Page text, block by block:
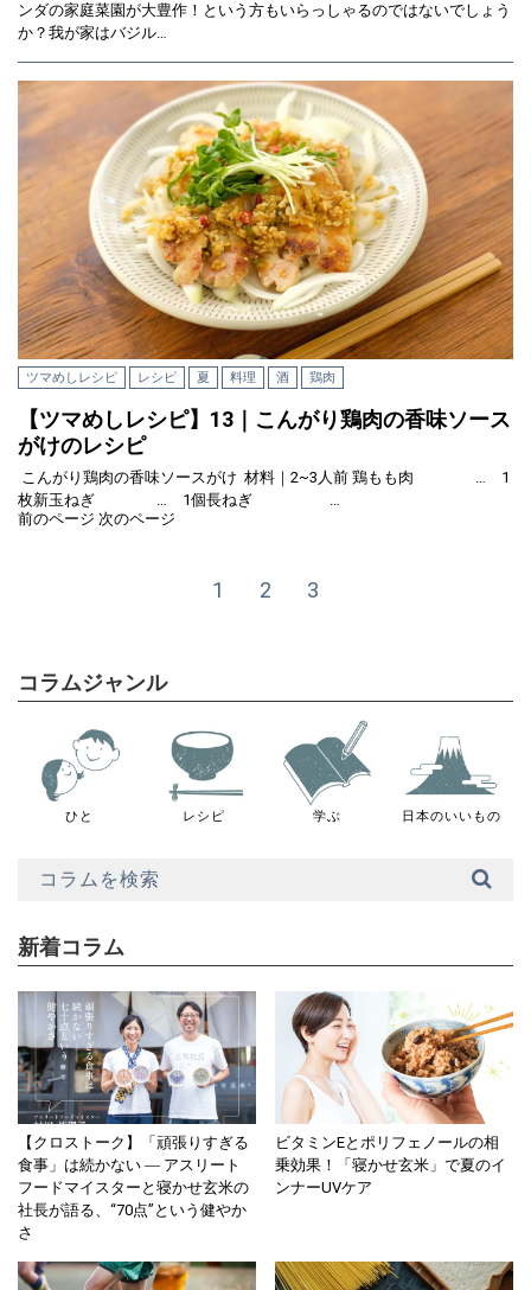
ンダの家庭菜園が大豊作！という方もいらっしゃるのではないでしょう
か？我が家はバジル…
ツマめしレシピ レシピ 夏 料理 酒 鶏肉
【ツマめしレシピ】13｜こんがり鶏肉の香味ソース
がけのレシピ
こんがり鶏肉の香味ソースがけ 材料｜2~3人前 鶏もも肉 … 1
枚新玉ねぎ … 1個長ねぎ …
前のページ 次のページ
1 2 3
コラムジャンル
ひと レシピ 学ぶ 日本のいいもの
新着コラム
【クロストーク】「頑張りすぎる
食事」は続かない ― アスリート
フードマイスターと寝かせ玄米の
社長が語る、“70点”という健やか
さ
ビタミンEとポリフェノールの相
乗効果！「寝かせ玄米」で夏のイ
ンナーUVケア